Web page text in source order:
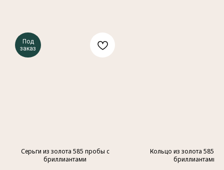
Под
заказ
Серьги из золота 585 пробы с
бриллиантами
Кольцо из золота 585
бриллиантами
Главная
История бренда
Кольца
Контакты